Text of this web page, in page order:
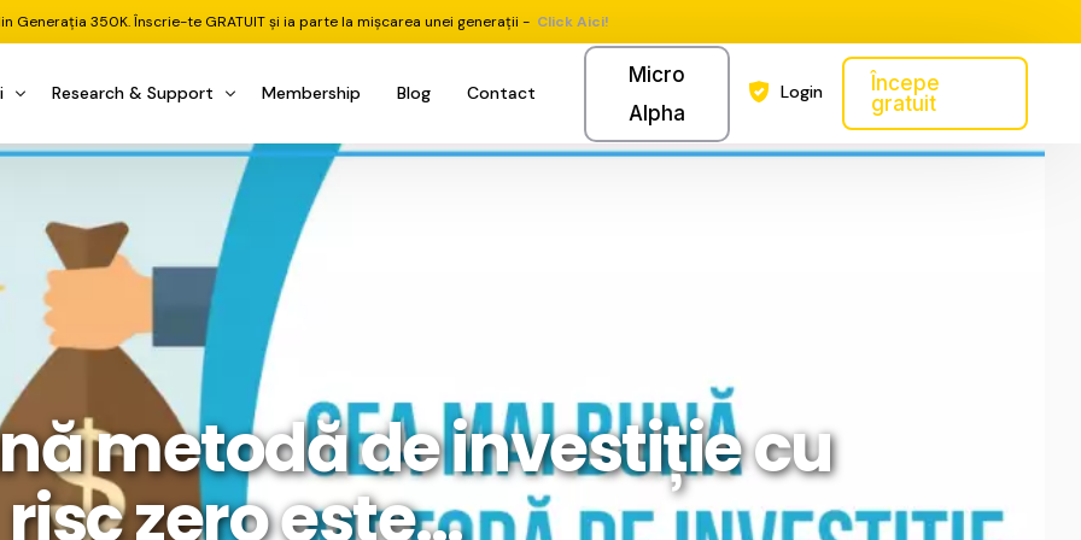
Generația 350K. Înscrie-te GRATUIT și ia parte la mișcarea unei generații - Click Aici!
(DGI & DCF)
& Execuție
ETF
Acțiuni
Dive Stocks
Check
Tracking
Mecanice
EA MT5
Research & Support
Pastila Financiară Premium
Risc sau Oportunitate
Q&A LIVE
Comunitate Premium
Chat & Suport Mentor
1 la 1 Mentor
Membership Blog Contact
Micro
Alpha
Login
Începe
gratuit
metodă de investiție cu
risc zero este…